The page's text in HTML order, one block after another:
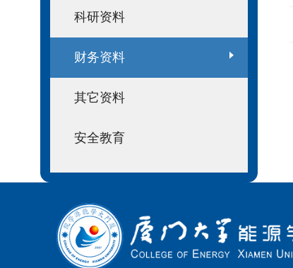
科研资料
财务资料
其它资料
安全教育